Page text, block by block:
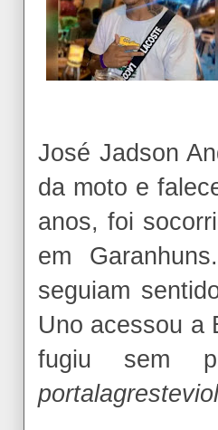
José Jadson
da moto e
anos, foi
em
seguiam
Uno acessou a
fugiu sem